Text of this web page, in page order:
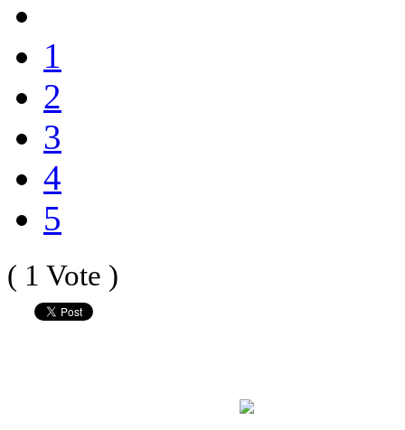
1
2
3
4
5
( 1 Vote )